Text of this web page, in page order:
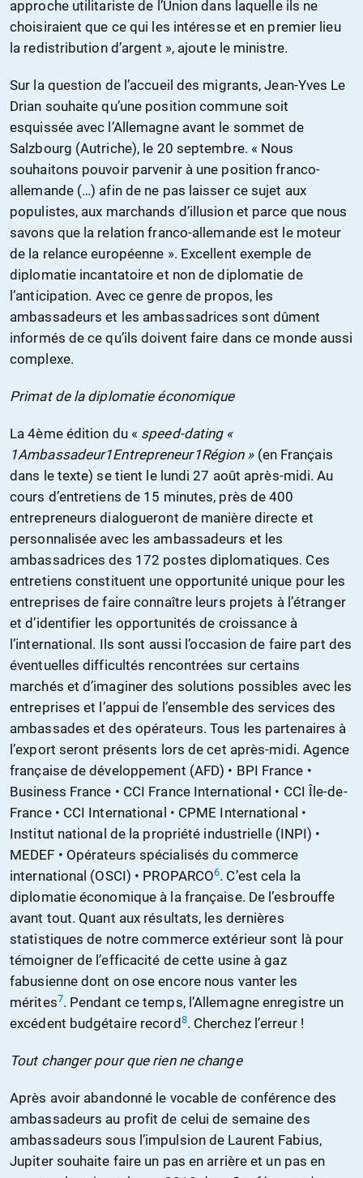
approche utilitariste de l’Union dans laquelle ils ne
choisiraient que ce qui les intéresse et en premier lieu
la redistribution d’argent », ajoute le ministre.
Sur la question de l’accueil des migrants, Jean-Yves Le
Drian souhaite qu’une position commune soit
esquissée avec l’Allemagne avant le sommet de
Salzbourg (Autriche), le 20 septembre. « Nous
souhaitons pouvoir parvenir à une position franco-
allemande (…) afin de ne pas laisser ce sujet aux
populistes, aux marchands d’illusion et parce que nous
savons que la relation franco-allemande est le moteur
de la relance européenne ». Excellent exemple de
diplomatie incantatoire et non de diplomatie de
l’anticipation. Avec ce genre de propos, les
ambassadeurs et les ambassadrices sont dûment
informés de ce qu’ils doivent faire dans ce monde aussi
complexe.
Primat de la diplomatie économique
La 4ème édition du « speed-dating «
1Ambassadeur1Entrepreneur1Région »(en Français
dans le texte) se tient le lundi 27 août après-midi. Au
cours d’entretiens de 15 minutes, près de 400
entrepreneurs dialogueront de manière directe et
personnalisée avec les ambassadeurs et les
ambassadrices des 172 postes diplomatiques. Ces
entretiens constituent une opportunité unique pour les
entreprises de faire connaître leurs projets à l’étranger
et d’identifier les opportunités de croissance à
l’international. Ils sont aussi l’occasion de faire part des
éventuelles difficultés rencontrées sur certains
marchés et d’imaginer des solutions possibles avec les
entreprises et l’appui de l’ensemble des services des
ambassades et des opérateurs. Tous les partenaires à
l’export seront présents lors de cet après-midi. Agence
française de développement (AFD) • BPI France •
Business France • CCI France International • CCI Île-de-
France • CCI International • CPME International •
Institut national de la propriété industrielle (INPI) •
MEDEF • Opérateurs spécialisés du commerce
international (OSCI) • PROPARCO6. C’est cela la
diplomatie économique à la française. De l’esbrouffe
avant tout. Quant aux résultats, les dernières
statistiques de notre commerce extérieur sont là pour
témoigner de l’efficacité de cette usine à gaz
fabusienne dont on ose encore nous vanter les
mérites7. Pendant ce temps, l’Allemagne enregistre un
excédent budgétaire record 8. Cherchez l’erreur !
Tout changer pour que rien ne change
Après avoir abandonné le vocable de conférence des
ambassadeurs au profit de celui de semaine des
ambassadeurs sous l’impulsion de Laurent Fabius,
Jupiter souhaite faire un pas en arrière et un pas en